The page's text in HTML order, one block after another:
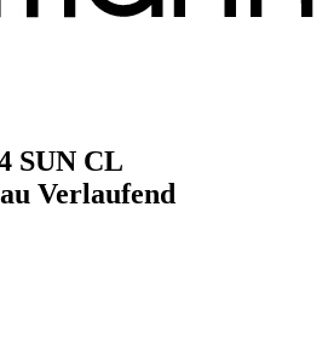
SUN CL
Verlaufend